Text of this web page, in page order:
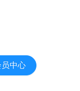
中心